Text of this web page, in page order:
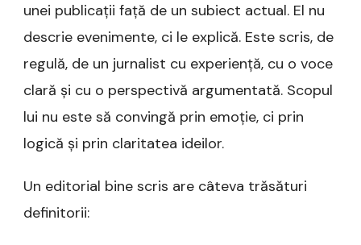
unei publicații față de un subiect actual. El nu
descrie evenimente, ci le explică. Este scris, de
regulă, de un jurnalist cu experiență, cu o voce
clară și cu o perspectivă argumentată. Scopul
lui nu este să convingă prin emoție, ci prin
logică și prin claritatea ideilor.
Un editorial bine scris are câteva trăsături
definitorii: